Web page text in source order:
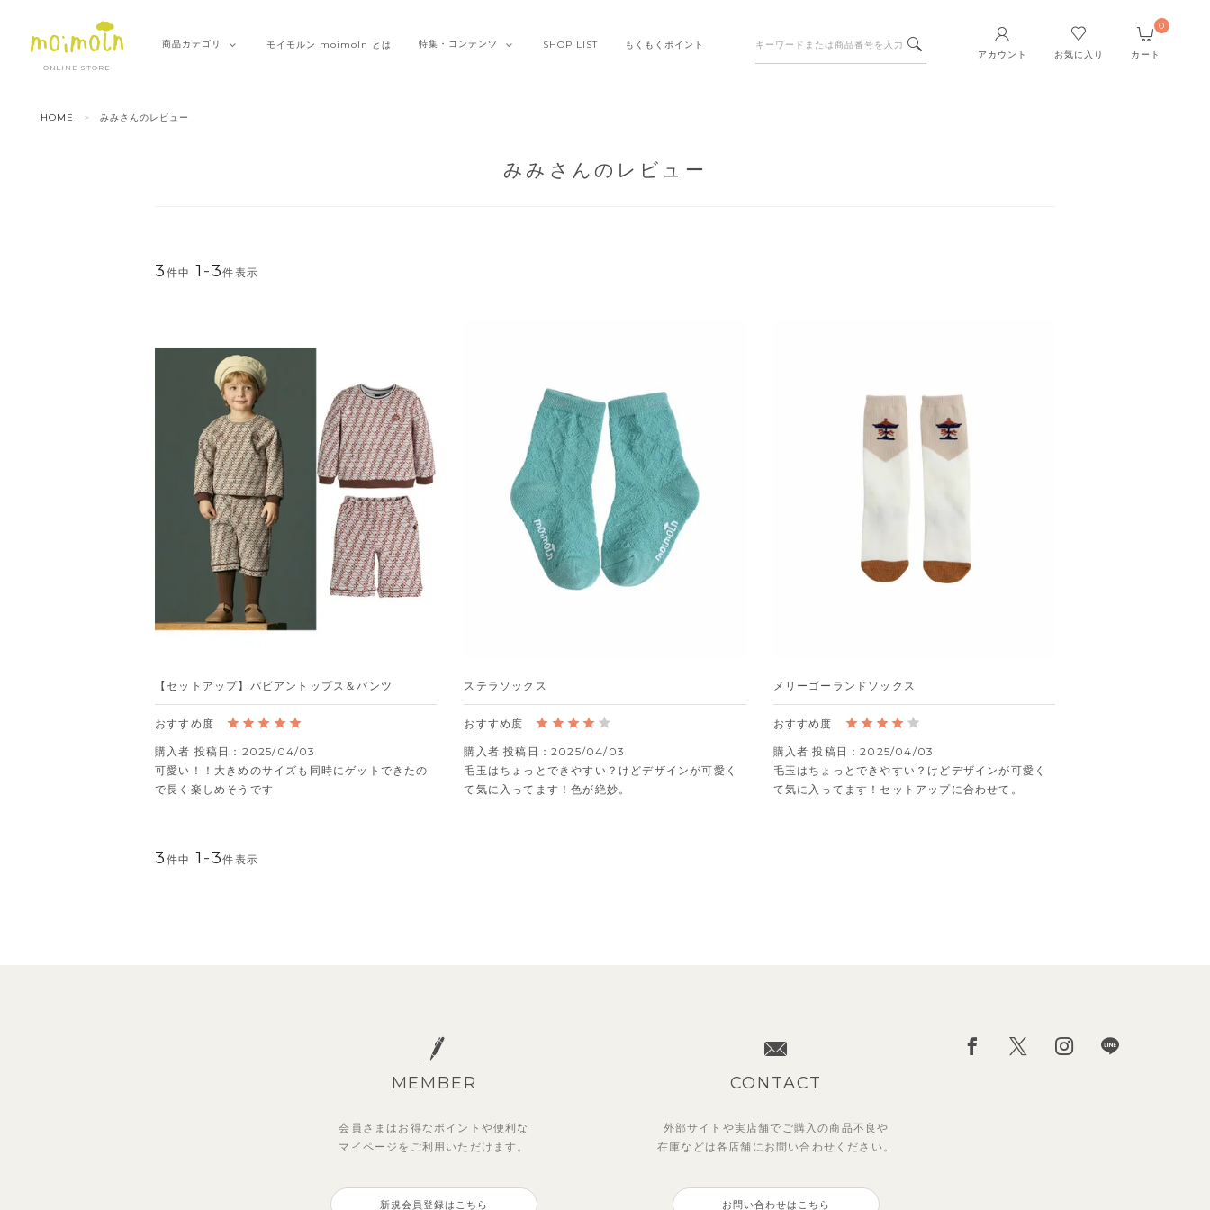
ONLINE STORE
アカウント お気に入り カート
0
商品カテゴリ モイモルン moimoln とは 特集・ コンテンツ SHOP LIST もくもくポイント
HOME みみさんのレビュー
みみさんのレビュー
3 件中 1 -3件表示
【セットアップ】パビアントップス＆パンツ
購入者 投稿日
2025/04/03
可愛い！！大きめのサイズも同時にゲットできたの
で長く楽しめそうです
ステラソックス
購入者 投稿日
2025/04/03
毛玉はちょっとできやすい？けどデザインが可愛く
て気に入ってます！色が絶妙。
メリーゴーランドソックス
購入者 投稿日
2025/04/03
毛玉はちょっとできやすい？けどデザインが可愛く
て気に入ってます！セットアップに合わせて。
3 件中 1 -3件表示
MEMBER
会員さまはお得なポイントや便利な
マイページを ご利用いただけます。
新規会員登録はこちら
CONTACT
外部サイトや実店舗でご購入の商品不良や
在庫などは各店舗に お問い合わせください。
お問い合わせはこちら